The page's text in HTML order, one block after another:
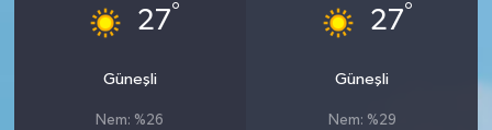
27°
Güneşli
Nem: %26
27°
Güneşli
Nem: %29